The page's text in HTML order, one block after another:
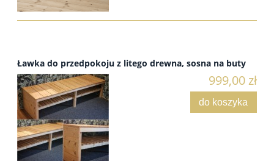
Ławka do przedpokoju z litego drewna, sosna na buty
999,00 zł
do koszyka